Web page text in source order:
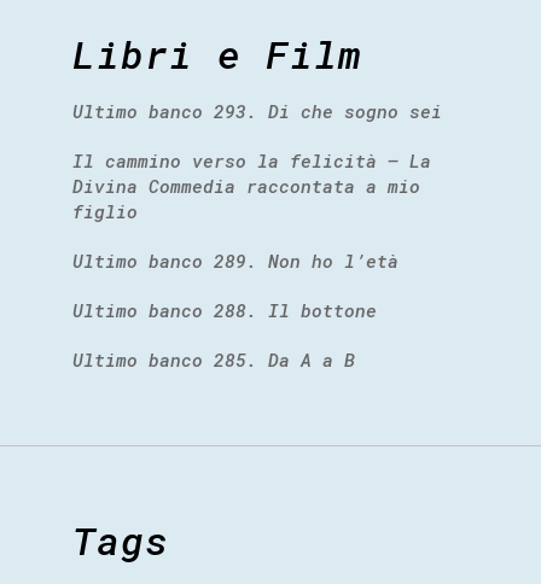
Libri e Film
Ultimo banco 293. Di che sogno sei
Il cammino verso la felicità – La
Divina Commedia raccontata a mio
figlio
Ultimo banco 289. Non ho l’età
Ultimo banco 288. Il bottone
Ultimo banco 285. Da A a B
Tags